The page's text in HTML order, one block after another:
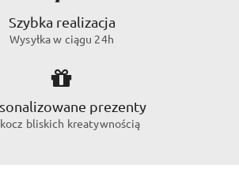
Szybka realizacja
Wysyłka w ciągu 24h
prezenty
bliskich kreatywnością